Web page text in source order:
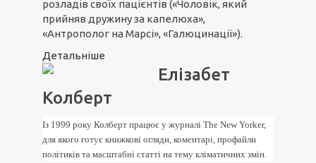
розладів своїх пацієнтів («Чоловік, який
прийняв дружину за капелюха»,
«Антрополог на Марсі», «Галюцинації»).
Детальніше
Елізабет
Колберт
Із 1999 року Колберт працює у журналі The New Yorker,
для якого готує книжкові огляди, коментарі, профайли
політиків та масштабні статті на тему кліматичних змін.